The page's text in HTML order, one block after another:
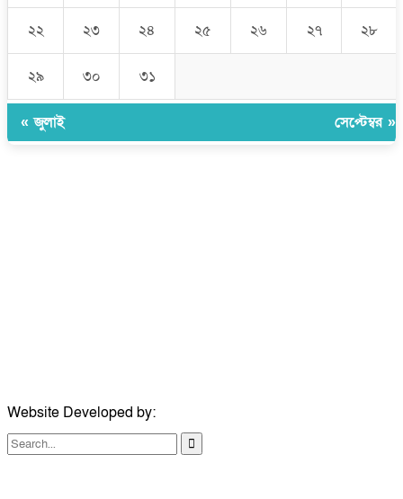
২২ ২৩ ২৪ ২৫ ২৬ ২৭ ২৮
২৯ ৩০ ৩১
« জুলাই সেপ্টেম্বর »
Website Developed by: